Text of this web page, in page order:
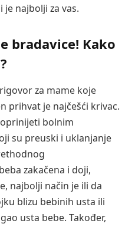
najbolji za vas.
bradavice! Kako
za mame koje
prihvat je najčešći krivac.
bolnim
su preuski i uklanjanje
zakačena i doji,
najbolji način je ili da
blizu bebinih usta ili
usta bebe. Također,